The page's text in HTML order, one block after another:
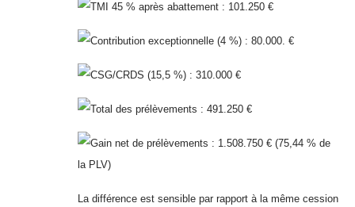
TMI 45 % après abattement : 101.250 €
Contribution exceptionnelle (4 %) : 80.000. €
CSG/CRDS (15,5 %) : 310.000 €
Total des prélèvements : 491.250 €
Gain net de prélèvements : 1.508.750 € (75,44 % de
la PLV)
La différence est sensible par rapport à la même cession